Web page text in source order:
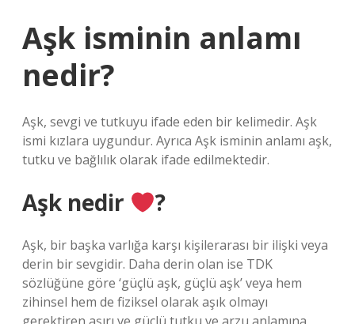
Aşk isminin anlamı
nedir?
Aşk, sevgi ve tutkuyu ifade eden bir kelimedir. Aşk
ismi kızlara uygundur. Ayrıca Aşk isminin anlamı aşk,
tutku ve bağlılık olarak ifade edilmektedir.
Aşk nedir ?
Aşk, bir başka varlığa karşı kişilerarası bir ilişki veya
derin bir sevgidir. Daha derin olan ise TDK
sözlüğüne göre ‘güçlü aşk, güçlü aşk’ veya hem
zihinsel hem de fiziksel olarak aşık olmayı